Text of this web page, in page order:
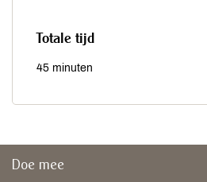
Totale tijd
45 minuten
Doe mee